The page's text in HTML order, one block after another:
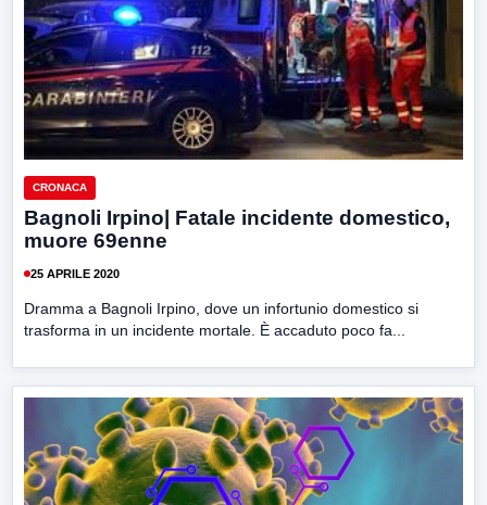
CRONACA
Bagnoli Irpino| Fatale incidente domestico,
muore 69enne
25 APRILE 2020
Dramma a Bagnoli Irpino, dove un infortunio domestico si
trasforma in un incidente mortale. È accaduto poco fa...